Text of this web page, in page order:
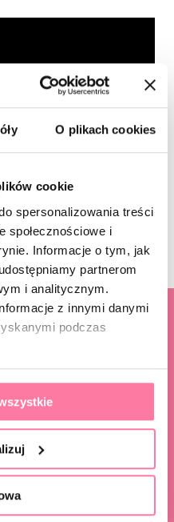
O plikach cookies
cookie
spersonalizowania treści
społecznościowe i
Informacje o tym, jak
partnerom
i analitycznym.
z innymi danymi
podczas
Kraków